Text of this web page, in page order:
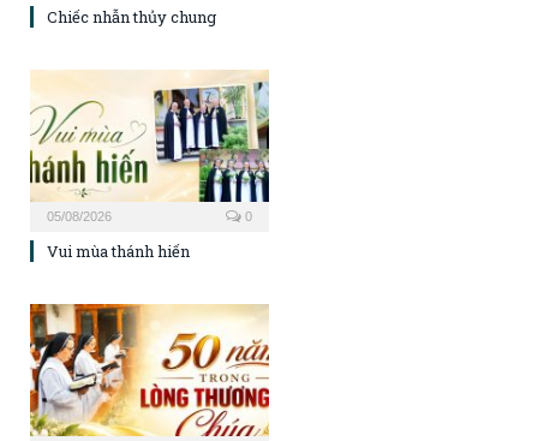
Chiếc nhẫn thủy chung
05/08/2026 0
Vui mùa thánh hiến